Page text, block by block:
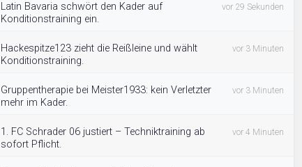
Latin Bavaria schwört den Kader auf
Konditionstraining ein.
vor 29 Sekunden
Hackespitze123 zieht die Reißleine und wählt
Konditionstraining.
vor 3 Minuten
Gruppentherapie bei Meister1933: kein Verletzter
mehr im Kader.
vor 3 Minuten
1. FC Schrader 06 justiert – Techniktraining ab
sofort Pflicht.
vor 4 Minuten